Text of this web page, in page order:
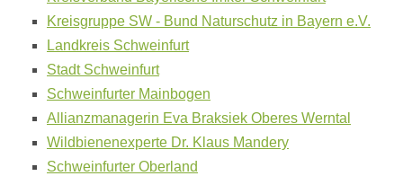
Wildbienen
Wildbienenarten
Bestäubungsfunktion
Gefährdung
Schutz
Literatur
Links
Kreisgruppe SW - Bund Naturschutz in Bayern e.V.
Landkreis Schweinfurt
Stadt Schweinfurt
Schweinfurter Mainbogen
Allianzmanagerin Eva Braksiek Oberes Werntal
Wildbienenexperte Dr. Klaus Mandery
Schweinfurter Oberland